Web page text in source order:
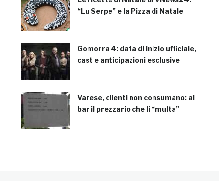
“Lu Serpe” e la Pizza di Natale
Gomorra 4: data di inizio ufficiale,
cast e anticipazioni esclusive
Varese, clienti non consumano: al
bar il prezzario che li “multa”